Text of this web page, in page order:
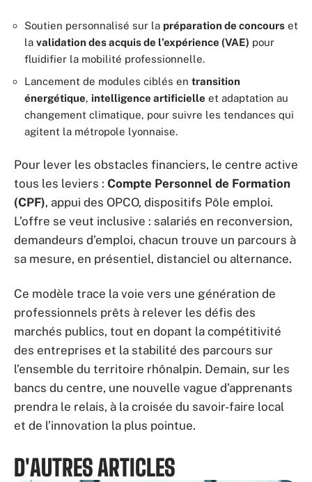
Soutien personnalisé sur la préparation de concours et
la validation des acquis de l’expérience (VAE) pour
fluidifier la mobilité professionnelle.
Lancement de modules ciblés en transition
énergétique, intelligence artificielle et adaptation au
changement climatique, pour suivre les tendances qui
agitent la métropole lyonnaise.
Pour lever les obstacles financiers, le centre active
tous les leviers : Compte Personnel de Formation
(CPF), appui des OPCO, dispositifs Pôle emploi.
L’offre se veut inclusive : salariés en reconversion,
demandeurs d’emploi, chacun trouve un parcours à
sa mesure, en présentiel, distanciel ou alternance.
Ce modèle trace la voie vers une génération de
professionnels prêts à relever les défis des
marchés publics, tout en dopant la compétitivité
des entreprises et la stabilité des parcours sur
l’ensemble du territoire rhônalpin. Demain, sur les
bancs du centre, une nouvelle vague d’apprenants
prendra le relais, à la croisée du savoir-faire local
et de l’innovation la plus pointue.
D'AUTRES ARTICLES